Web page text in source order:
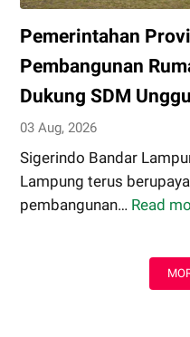
Pemerintahan
Pembangunan
Dukung SDM
03 Aug, 2026
Sigerindo Bandar
Lampung terus
pembangunan… Read